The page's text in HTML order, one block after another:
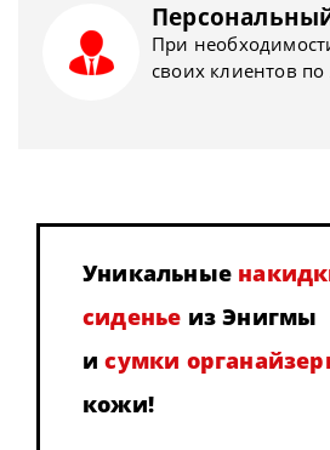
При
своих клиентов
Уникальные
сиденье из Энигмы
исумки
кожи!